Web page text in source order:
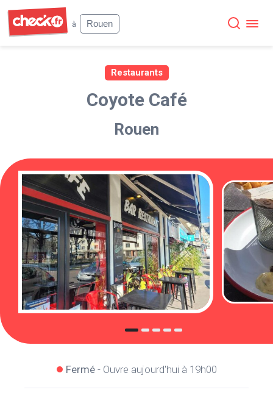
à
Rouen
Restaurants
Coyote Café
Rouen
Fermé- Ouvre aujourd'hui à 19h00